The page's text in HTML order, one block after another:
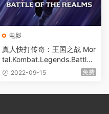
电影
真人快打传奇：王国之战 Mor
tal.Kombat.Legends.Battle.
of.the.Realms.2021.1080p.B
2022-09-15 免费